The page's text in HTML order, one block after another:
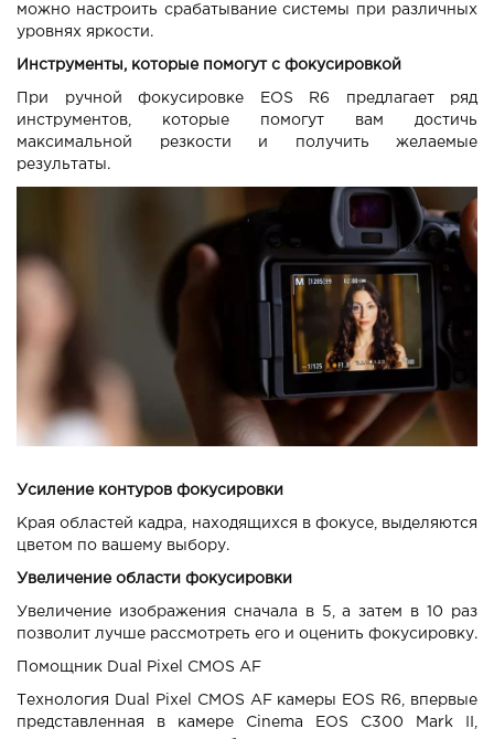
можно настроить срабатывание системы при различных
уровнях яркости.
Инструменты, которые помогут с фокусировкой
При ручной фокусировке EOS R6 предлагает ряд
инструментов, которые помогут вам достичь
максимальной резкости и получить желаемые
результаты.
Усиление контуров фокусировки
Края областей кадра, находящихся в фокусе, выделяются
цветом по вашему выбору.
Увеличение области фокусировки
Увеличение изображения сначала в 5, а затем в 10 раз
позволит лучше рассмотреть его и оценить фокусировку.
Помощник Dual Pixel CMOS AF
Технология Dual Pixel CMOS AF камеры EOS R6, впервые
представленная в камере Cinema EOS C300 Mark II,